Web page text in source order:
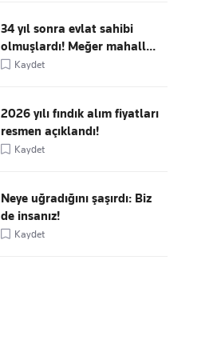
34 yıl sonra evlat sahibi
olmuşlardı! Meğer mahall...
Kaydet
2026 yılı fındık alım fiyatları
resmen açıklandı!
Kaydet
Neye uğradığını şaşırdı: Biz
de insanız!
Kaydet